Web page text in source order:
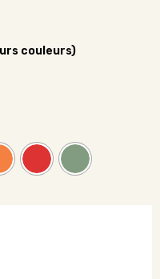
couleurs)